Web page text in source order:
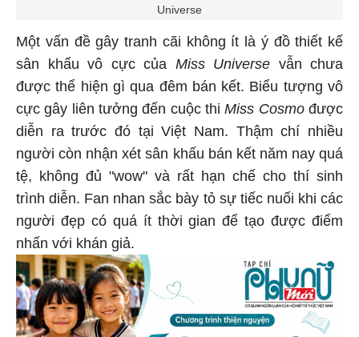
Universe
Một vấn đề gây tranh cãi không ít là ý đồ thiết kế
sân khấu vô cực của Miss Universe vẫn chưa
được thể hiện gì qua đêm bán kết. Biểu tượng vô
cực gây liên tưởng đến cuộc thi Miss Cosmođược
diễn ra trước đó tại Việt Nam. Thậm chí nhiều
người còn nhận xét sân khấu bán kết năm nay quá
tệ, không đủ "wow" và rất hạn chế cho thí sinh
trình diễn. Fan nhan sắc bày tỏ sự tiếc nuối khi các
người đẹp có quá ít thời gian để tạo được điểm
nhấn với khán giả.